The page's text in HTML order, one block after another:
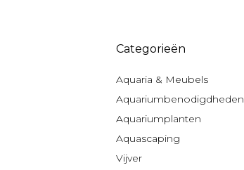
Categorieën
Aquaria & Meubels
Aquariumbenodigdheden
Aquariumplanten
Aquascaping
Vijver